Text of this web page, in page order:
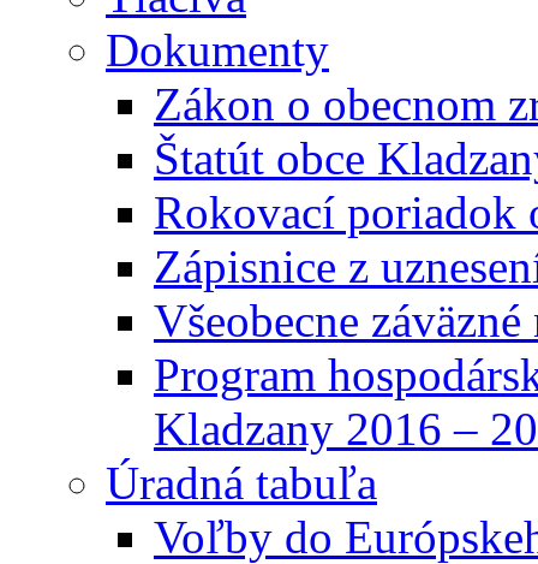
Dokumenty
Zákon o obecnom
Štatút obce
Rokovací poriadok
Zápisnice z
Všeobecne
Program
Kladzany 2016 –
Úradná tabuľa
Voľby do